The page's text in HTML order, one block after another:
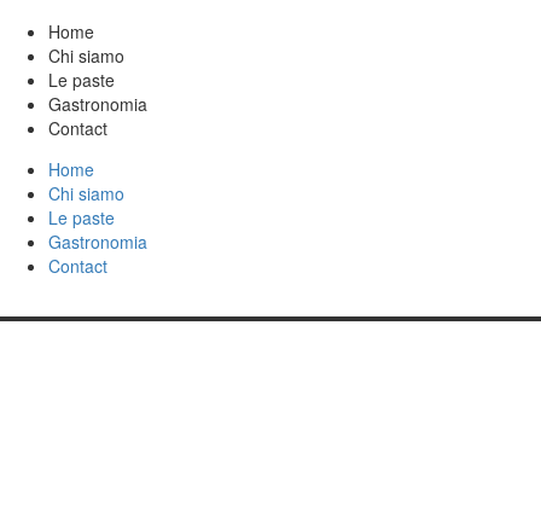
Home
Chi siamo
Le paste
Gastronomia
Contact
Home
Chi siamo
Le paste
Gastronomia
Contact